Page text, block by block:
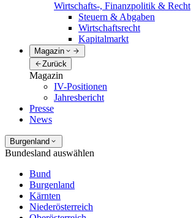
Wirtschafts-, Finanzpolitik & Recht
Steuern & Abgaben
Wirtschaftsrecht
Kapitalmarkt
Magazin
Zurück
Magazin
IV-Positionen
Jahresbericht
Presse
News
Burgenland
Bundesland auswählen
Bund
Burgenland
Kärnten
Niederösterreich